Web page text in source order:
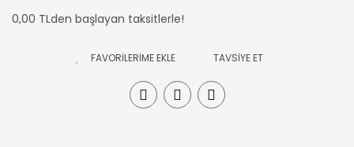
0,00 TLden başlayan taksitlerle!
TAVSİYE ET